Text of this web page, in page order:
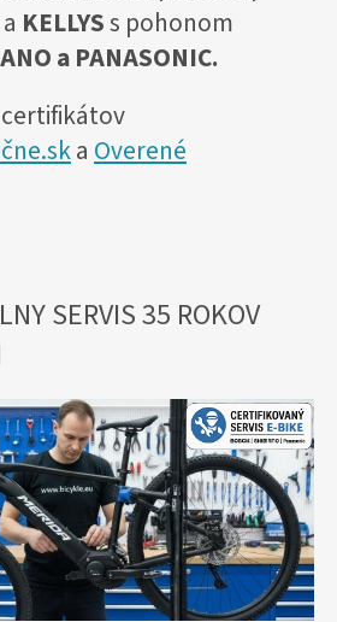
a KELLYSs pohonom
a PANASONIC.
a Overené
SERVIS 35 ROKOV